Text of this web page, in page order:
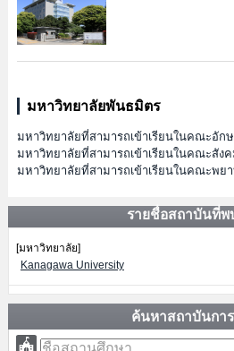
มหาวิทยาลัยพันธมิตร
มหาวิทยาลัยที่สามารถเข้าเรียนในคณะอัก
มหาวิทยาลัยที่สามารถเข้าเรียนในคณะสัง
มหาวิทยาลัยที่สามารถเข้าเรียนในคณะพย
รายชื่อสถาบันที่พ
[มหาวิทยาลัย]
Kanagawa University
ค้นหาสถาบันกา